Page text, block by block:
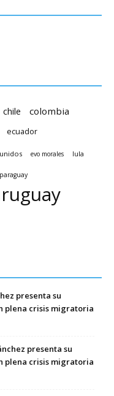
chile colombia
ecuador
evo morales lula
paraguay
presenta su
plena crisis migratoria
presenta su
plena crisis migratoria